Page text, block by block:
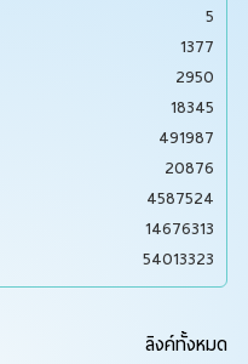
5
1377
2950
18345
491987
20876
4587524
14676313
54013323
ลิงค์ทั้งหมด